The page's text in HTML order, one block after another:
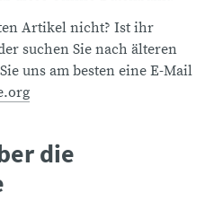
Artikel nicht? Ist ihr
suchen Sie nach älteren
uns am besten eine E-Mail
die